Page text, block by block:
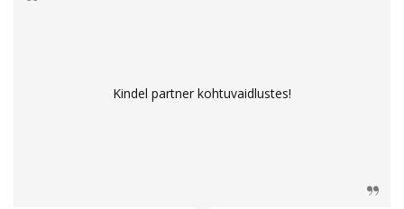
Kindel partner kohtuvaidlustes!